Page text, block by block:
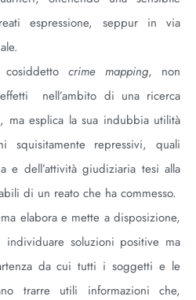
espressione, seppur in via
crime mapping, non
nell’ambito di una ricerca
ma esplica la sua indubbia utilità
squisitamente repressivi, quali
e dell’attività giudiziaria tesi alla
di un reato che ha commesso.
elabora e mette a disposizione,
soluzioni positive ma
da cui tutti i soggetti e le
trarre utili informazioni che,